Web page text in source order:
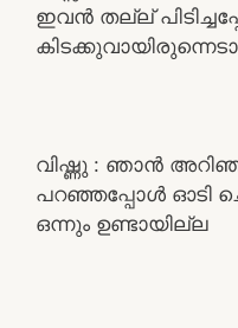
ഇവൻ തല്ല്
കിടക്കുവായിരുന്നെടാ
വിഷ്ണു : ഞാൻ
പറഞ്ഞപ്പോൾ ഓടി
ഒന്നും ഉണ്ടായില്ല